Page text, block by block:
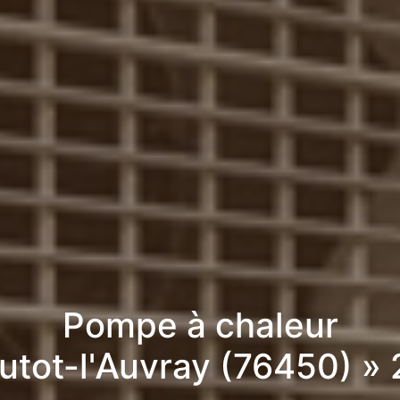
Pompe à chaleur
l'Auvray (76450) »